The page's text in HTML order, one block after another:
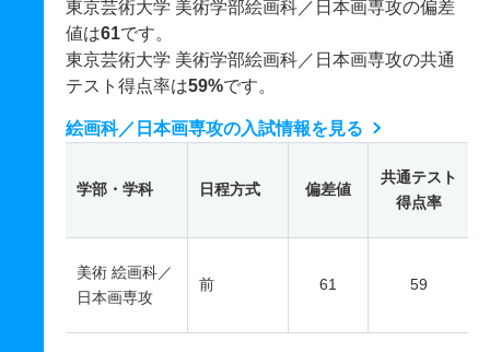
東京芸術大学 美術学部絵画科／日本画専攻の偏差
値は61です。
東京芸術大学 美術学部絵画科／日本画専攻の共通
テスト得点率は59%です。
絵画科／日本画専攻の入試情報を見る
学部・学科 日程方式 偏差値
共通テスト
得点率
美術 絵画科／
日本画専攻
前 61 59